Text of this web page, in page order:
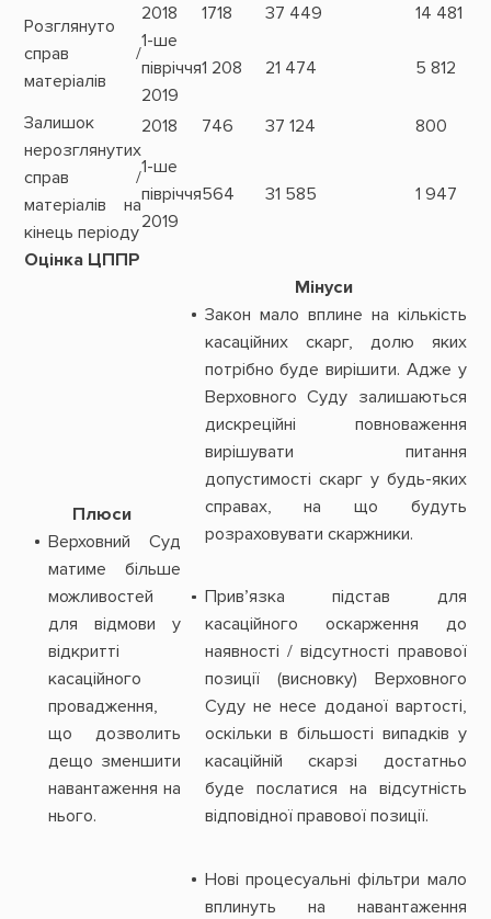
Розглянуто
справ /
матеріалів
2018 1718 37 449
14 481
1-ше
півріччя
2019
1 208 21 474 5 812
Залишок
нерозглянутих
справ /
матеріалів на
кінець періоду
2018 746 37 124
800
1-ше
півріччя
2019
564 31 585 1 947
Оцінка ЦППР
Плюси
Верховний Суд
матиме більше
можливостей
для відмови у
відкритті
касаційного
провадження,
що дозволить
дещо зменшити
навантаження на
нього.
Мінуси
Закон мало вплине на кількість
касаційних скарг, долю яких
потрібно буде вирішити. Адже у
Верховного Суду залишаються
дискреційні повноваження
вирішувати питання
допустимості скарг у будь-яких
справах, на що будуть
розраховувати скаржники.
Прив’язка підстав для
касаційного оскарження до
наявності / відсутності правової
позиції (висновку) Верховного
Суду не несе доданої вартості,
оскільки в більшості випадків у
касаційній скарзі достатньо
буде послатися на відсутність
відповідної правової позиції.
Нові процесуальні фільтри мало
вплинуть на навантаження